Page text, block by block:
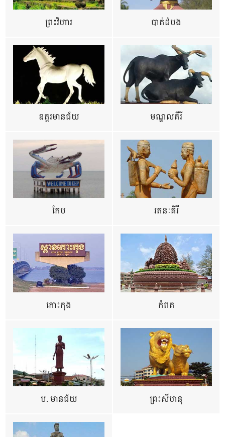
ព្រះវិហារ បាត់ដំបង
ឧត្ដរមានជ័យ មណ្ឌលគីរី
កែប រតនៈគីរី
កោះកុង កំពត
ប. មានជ័យ ព្រះសីហនុ